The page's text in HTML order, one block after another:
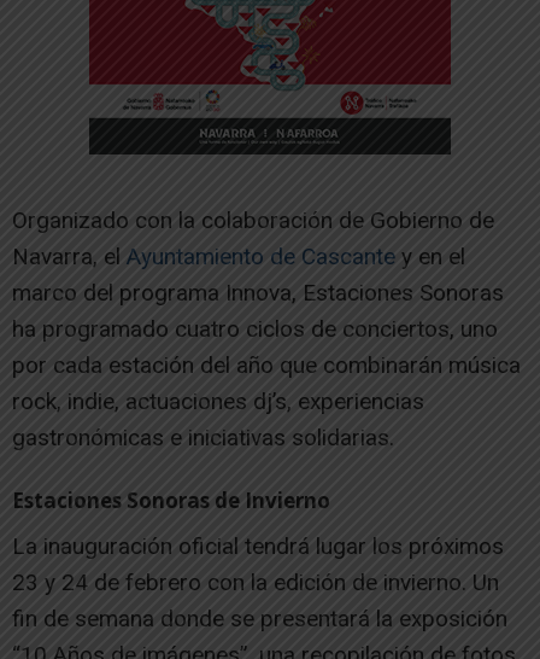
Organizado con la colaboración de Gobierno de
Navarra, el Ayuntamiento de Cascante y en el
marco del programa Innova, Estaciones Sonoras
ha programado cuatro ciclos de conciertos, uno
por cada estación del año que combinarán música
rock, indie, actuaciones dj’s, experiencias
gastronómicas e iniciativas solidarias.
Estaciones Sonoras de Invierno
La inauguración oficial tendrá lugar los próximos
23 y 24 de febrero con la edición de invierno. Un
fin de semana donde se presentará la exposición